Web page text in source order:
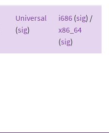
Universal
(sig)
i686 (sig) /
x86_64
(sig)